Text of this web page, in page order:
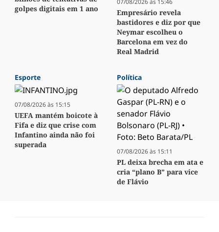
golpes digitais em 1 ano
07/08/2026 às 15:46
Empresário revela
bastidores e diz por que
Neymar escolheu o
Barcelona em vez do
Real Madrid
Esporte
07/08/2026 às 15:15
UEFA mantém boicote à
Fifa e diz que crise com
Infantino ainda não foi
superada
Política
07/08/2026 às 15:11
PL deixa brecha em ata e
cria “plano B” para vice
de Flávio